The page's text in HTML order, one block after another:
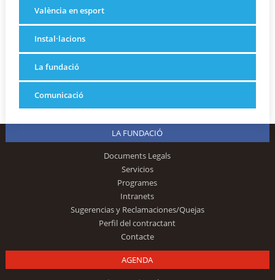
València en esport
Instal·lacions
La fundació
Comunicació
LA FUNDACIÓ
Documents Legals
Servicios
Programes
Intranets
Sugerencias y Reclamaciones/Quejas
Perfil del contractant
Contacte
AGENDA